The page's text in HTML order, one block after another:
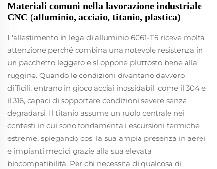
Materiali comuni nella lavorazione industriale
CNC (alluminio, acciaio, titanio, plastica)
L'allestimento in lega di alluminio 6061-T6 riceve molta
attenzione perché combina una notevole resistenza in
un pacchetto leggero e si oppone piuttosto bene alla
ruggine. Quando le condizioni diventano davvero
difficili, entrano in gioco acciai inossidabili come il 304 e
il 316, capaci di sopportare condizioni severe senza
degradarsi. Il titanio assume un ruolo centrale nei
contesti in cui sono fondamentali escursioni termiche
estreme, spiegando così la sua ampia presenza in aerei
e impianti medici grazie alla sua elevata
biocompatibilità. Per chi necessita di qualcosa di